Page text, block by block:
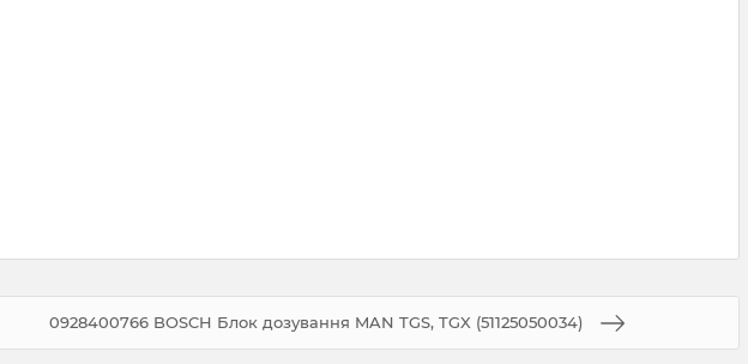
0928400766 BOSCH Блок дозування MAN TGS, TGX (51125050034)